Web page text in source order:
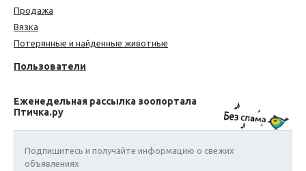
Продажа
Вязка
Потерянные и найденные животные
Пользователи
Еженедельная рассылка зоопортала
Птичка.ру
Подпишитесь и получайте информацию о свежих
объявлениях